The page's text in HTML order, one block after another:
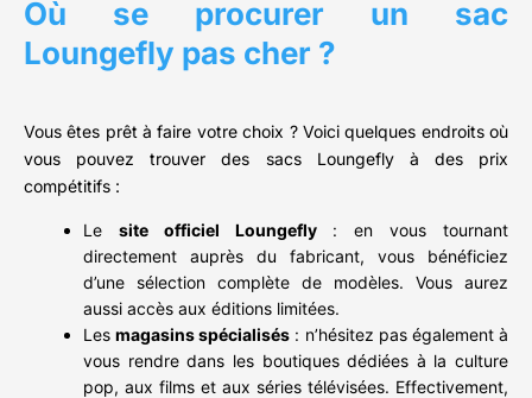
Où se procurer un sac
Loungefly pas cher ?
Vous êtes prêt à faire votre choix ? Voici quelques endroits où
vous pouvez trouver des sacs Loungefly à des prix
compétitifs :
Le site officiel Loungefly: en vous tournant
directement auprès du fabricant, vous bénéficiez
d’une sélection complète de modèles. Vous aurez
aussi accès aux éditions limitées.
Lesmagasins spécialisés : n’hésitez pas également à
vous rendre dans les boutiques dédiées à la culture
pop, aux films et aux séries télévisées. Effectivement,